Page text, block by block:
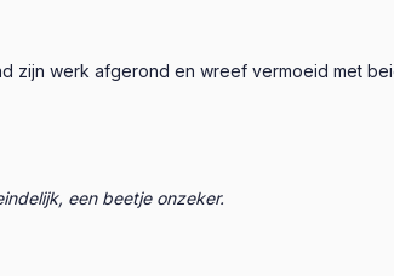
zijn werk afgerond en wreef vermoeid met
een beetje onzeker.